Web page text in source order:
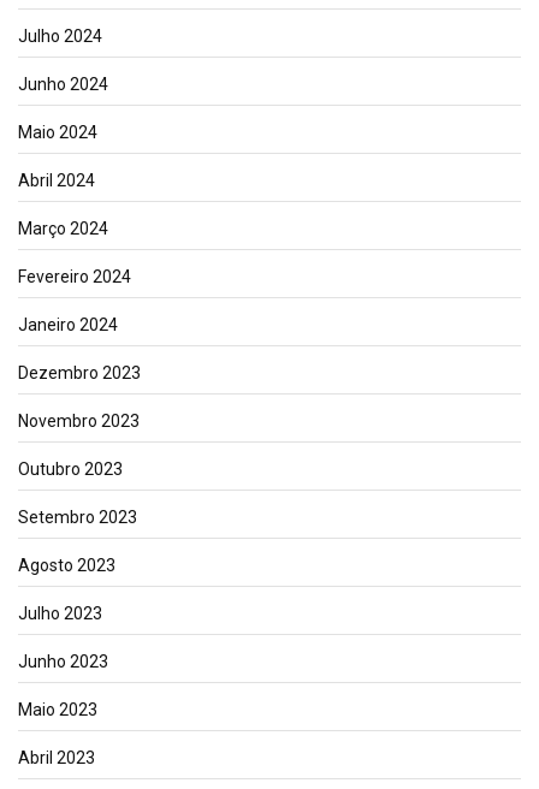
Julho 2024
Junho 2024
Maio 2024
Abril 2024
Março 2024
Fevereiro 2024
Janeiro 2024
Dezembro 2023
Novembro 2023
Outubro 2023
Setembro 2023
Agosto 2023
Julho 2023
Junho 2023
Maio 2023
Abril 2023